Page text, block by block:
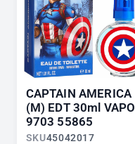
CAPTAIN AMERICA
(M) EDT 30ml VAPO
9703 55865
SKU45042017